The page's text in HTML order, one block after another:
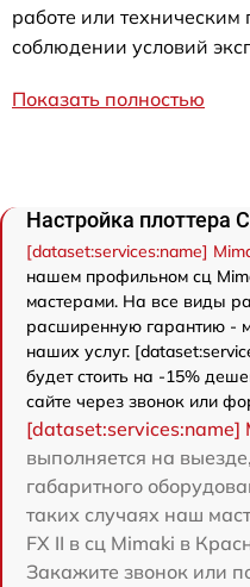
работе или
соблюдении условий
Показать полностью
Настройка плоттера
[dataset:services:name]
нашем профильном сц
мастерами. На все виды
расширенную гарантию -
наших услуг.
будет стоить на -15%
сайте через звонок или
[dataset:services:name]
выполняется на
габаритного
таких случаях наш
FX II в сц Mimaki в
Закажите звонок или